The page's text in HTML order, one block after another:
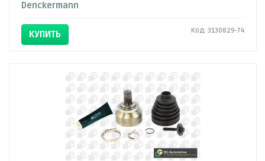
Denckermann
КУПИТЬ Код: 3130829-74